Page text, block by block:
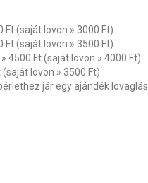
Ft (saját lovon » 3000 Ft)
(saját lovon » 3500 Ft)
4500 Ft (saját lovon » 4000 Ft)
lovon » 3500 Ft)
jár egy ajándék lovaglás.